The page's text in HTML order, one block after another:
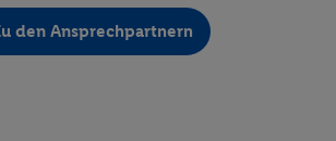
den Ansprechpartnern